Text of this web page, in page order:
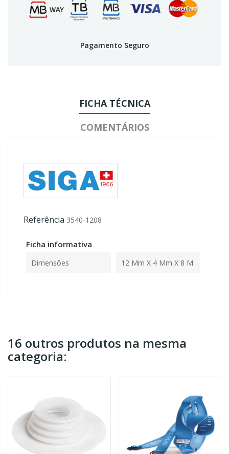
Pagamento Seguro
FICHA TÉCNICA
COMENTÁRIOS
Referência 3540-1208
Ficha informativa
Dimensões 12 Mm X 4 Mm X 8 M
16 outros produtos na mesma
categoria: